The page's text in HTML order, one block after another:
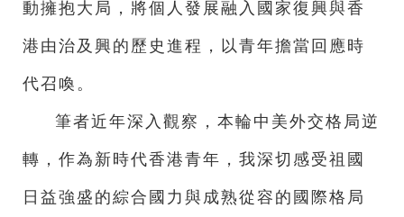
動擁抱大局，將個人發展融入國家復興與香
港由治及興的歷史進程，以青年擔當回應時
代召喚。
筆者近年深入觀察，本輪中美外交格局逆
轉，作為新時代香港青年，我深切感受祖國
日益強盛的綜合國力與成熟從容的國際格局